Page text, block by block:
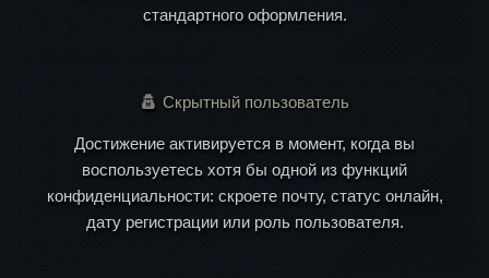
стандартного оформления.
Скрытный пользователь
Достижение активируется в момент, когда вы
воспользуетесь хотя бы одной из функций
конфиденциальности: скроете почту, статус онлайн,
дату регистрации или роль пользователя.